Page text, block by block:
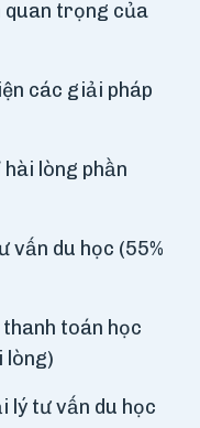
quan trọng của
các giải pháp
hài lòng phần
vấn du học (55%
toán học
lòng)
lý tư vấn du học